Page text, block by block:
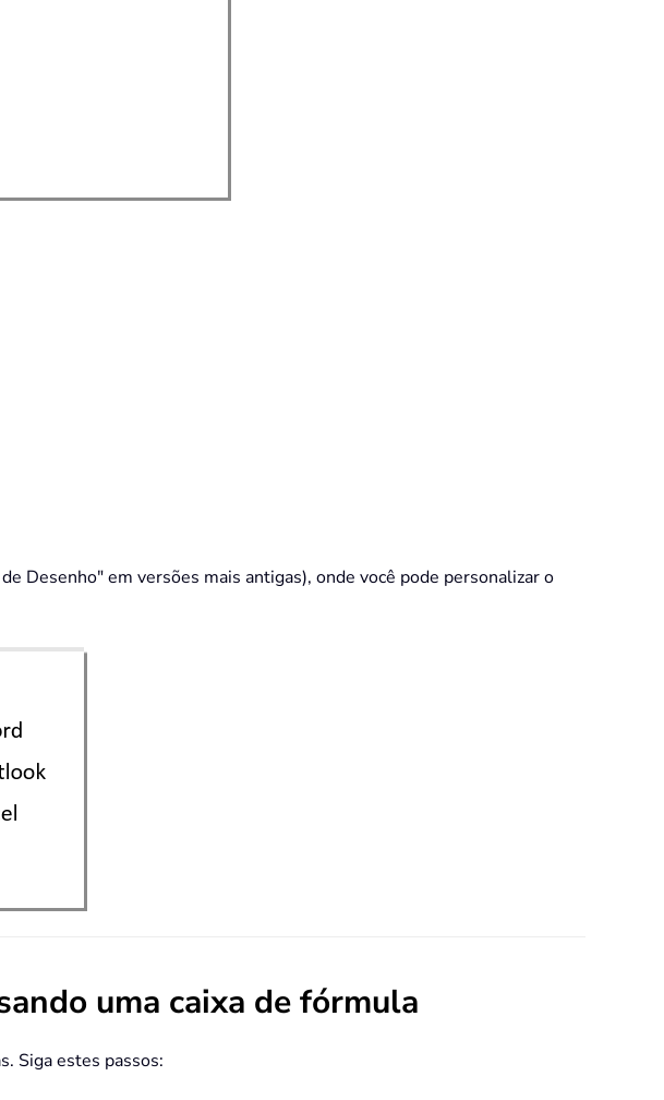
Desenho" em versões mais antigas), onde você pode personalizar o
uma caixa de fórmula
Siga estes passos: